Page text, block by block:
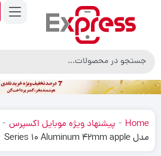
Home
- پیشنهاد ویژه موبایل اکسپرس -
مدل Series 10 Aluminum 42mm apple